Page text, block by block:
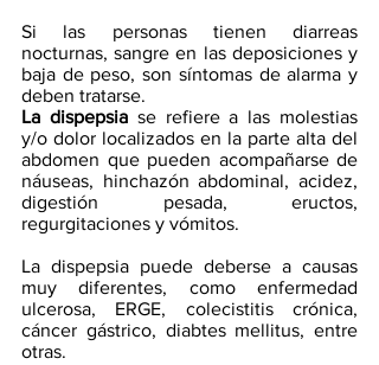
Si las personas tienen diarreas
nocturnas, sangre en las deposiciones y
baja de peso, son síntomas de alarma y
deben tratarse.
La dispepsia se refiere a las molestias
y/o dolor localizados en la parte alta del
abdomen que pueden acompañarse de
náuseas, hinchazón abdominal, acidez,
digestión pesada, eructos,
regurgitaciones y vómitos.
La dispepsia puede deberse a causas
muy diferentes, como enfermedad
ulcerosa, ERGE, colecistitis crónica,
cáncer gástrico, diabtes mellitus, entre
otras.